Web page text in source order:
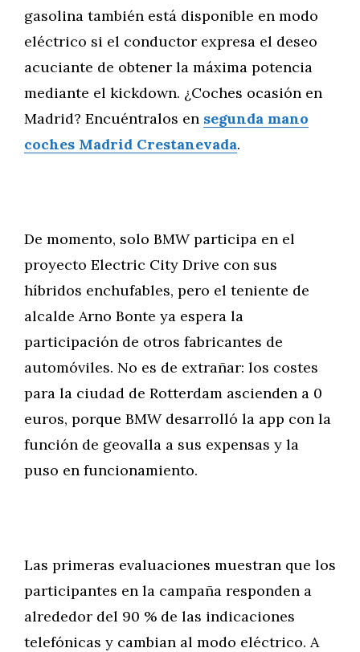
gasolina también está disponible en modo
eléctrico si el conductor expresa el deseo
acuciante de obtener la máxima potencia
mediante el kickdown. ¿Coches ocasión en
Madrid? Encuéntralos en segunda mano
coches Madrid Crestanevada.
De momento, solo BMW participa en el
proyecto Electric City Drive con sus
híbridos enchufables, pero el teniente de
alcalde Arno Bonte ya espera la
participación de otros fabricantes de
automóviles. No es de extrañar: los costes
para la ciudad de Rotterdam ascienden a 0
euros, porque BMW desarrolló la app con la
función de geovalla a sus expensas y la
puso en funcionamiento.
Las primeras evaluaciones muestran que los
participantes en la campaña responden a
alrededor del 90 % de las indicaciones
telefónicas y cambian al modo eléctrico. A